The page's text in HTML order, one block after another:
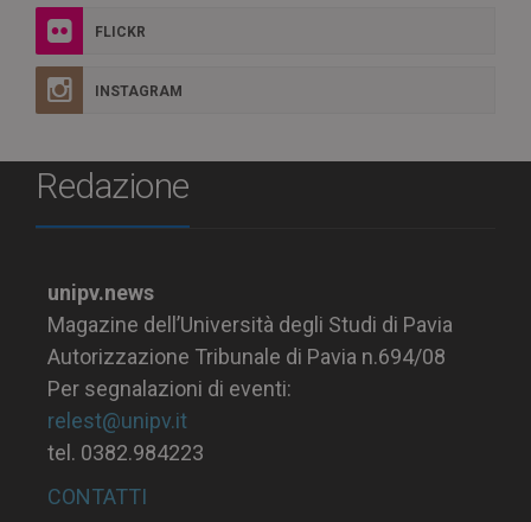
FLICKR
INSTAGRAM
Redazione
unipv.news
Magazine dell’Università degli Studi di Pavia
Autorizzazione Tribunale di Pavia n.694/08
Per segnalazioni di eventi:
relest@unipv.it
tel. 0382.984223
CONTATTI